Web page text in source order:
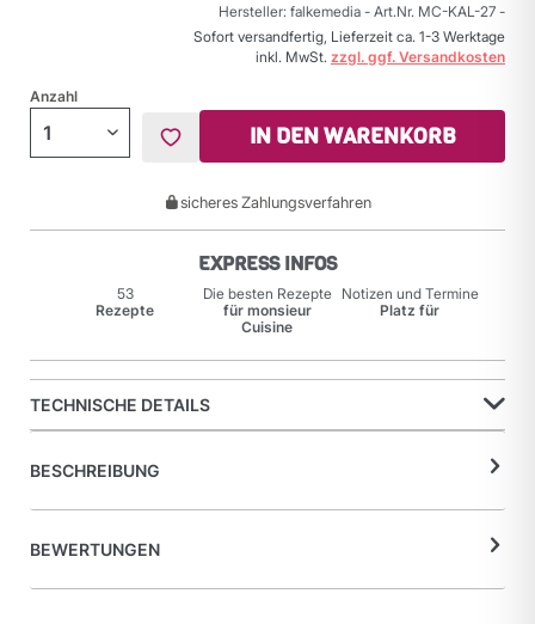
Hersteller: falkemedia - Art.Nr. MC-KAL-27 -
Sofort versandfertig, Lieferzeit ca. 1-3 Werktage
inkl. MwSt. zzgl. ggf. Versandkosten
Anzahl
IN DEN WARENKORB
sicheres Zahlungsverfahren
EXPRESS INFOS
53
Rezepte
Die besten Rezepte
für monsieur
Cuisine
Notizen und Termine
Platz für
TECHNISCHE DETAILS
BESCHREIBUNG
BEWERTUNGEN